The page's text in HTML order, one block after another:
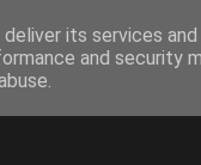
BLOGU
its services
and security